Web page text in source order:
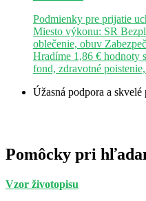
Podmienky pre prijatie
Miesto výkonu: SR
oblečenie, obuv
Hradíme 1,86 € hodnoty
fond, zdravotné
Úžasná podpora a
Pomôcky pri
Vzor životopisu